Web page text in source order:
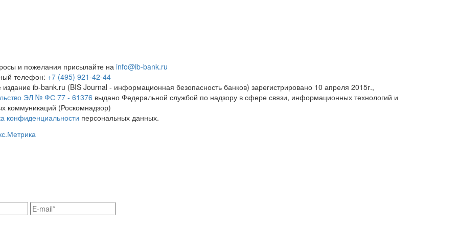
и пожелания присылайте на info@ib-bank.ru
телефон: +7 (495) 921-42-44
издание ib-bank.ru (BIS Journal - информационная безопасность банков) зарегистрировано 10 апреля 2015г.,
ЭЛ № ФС 77 - 61376 выдано Федеральной службой по надзору в сфере связи, информационных технологий и
коммуникаций (Роскомнадзор)
конфиденциальности персональных данных.